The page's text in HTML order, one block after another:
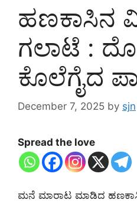
ಹಣಕಾಸಿನ
ಗಲಾಟೆ :
ಕೊಲೆಗೈದ
December 7, 2025 by sjn
Spread the love
ಮನೆ ಮಾರಾಟ ಮಾಡಿದ